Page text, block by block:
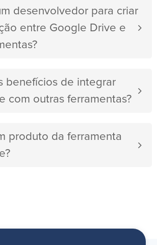
desenvolvedor para criar
entre Google Drive e
benefícios de integrar
com outras ferramentas?
produto da ferramenta